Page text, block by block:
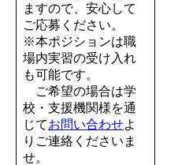
ますので、安心して
ご応募ください。
※本ポジションは職
場内実習の受け入れ
も可能です。
ご希望の場合は学
校・支援機関様を通
じてお問い合わせよ
りご連絡くださいま
せ。